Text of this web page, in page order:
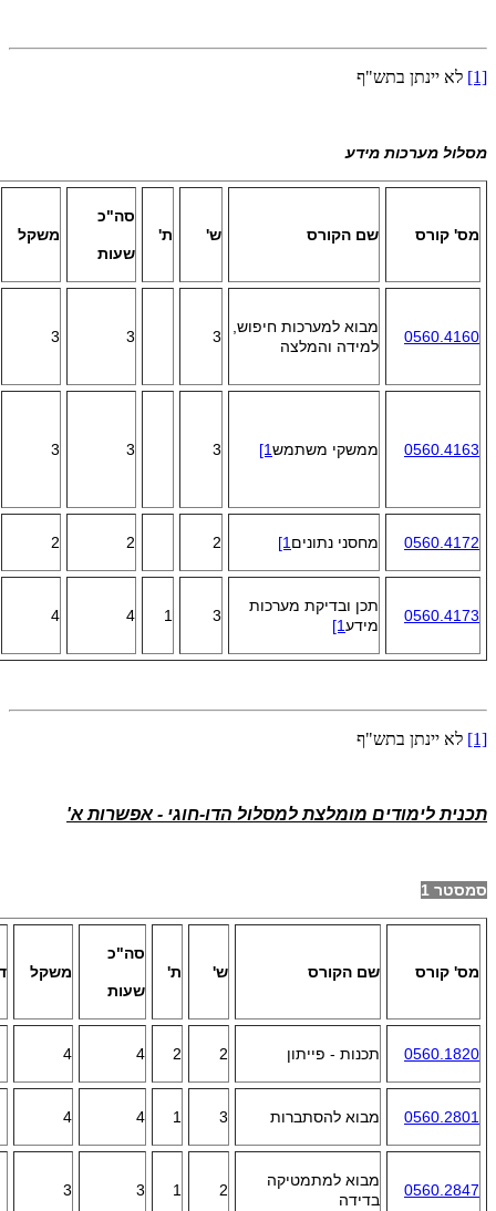
[1] לא יינתן בתש"ף
מסלול מערכות מידע
מס' קורס שם הקורס ש' ת'
סה"כ
שעות
משקל
0560.4160
מבוא למערכות חיפוש,
למידה והמלצה
3
3
3
0560.4163 ממשקי משתמש[1
3
3
3
0560.4172 מחסני נתונים [1
2
2
2
0560.4173
תכן ובדיקת מערכות
מידע[1
3
1
4
4
[1] לא יינתן בתש"ף
תכנית לימודים מומלצת למסלול הדו-חוגי - אפשרות א'
סמסטר 1
מס' קורס שם הקורס ש' ת'
סה"כ
שעות
משקל
0560.1820 תכנות - פייתון 2
2
4
4
0560.2801 מבוא להסתברות 3
1
4
4
0560.2847
מבוא למתמטיקה
בדידה
2
1
3
3